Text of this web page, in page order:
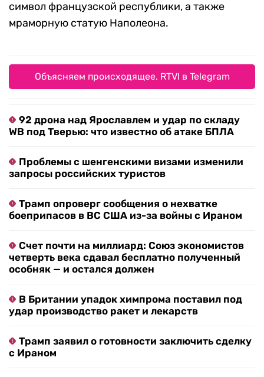
символ французской республики, а также
мраморную статую Наполеона.
Объясняем происходящее. RTVI в Telegram
92 дрона над Ярославлем и удар по складу
WB под Тверью: что известно об атаке БПЛА
Проблемы с шенгенскими визами изменили
запросы российских туристов
Трамп опроверг сообщения о нехватке
боеприпасов в ВС США из-за войны с Ираном
Счет почти на миллиард: Союз экономистов
четверть века сдавал бесплатно полученный
особняк — и остался должен
В Британии упадок химпрома поставил под
удар производство ракет и лекарств
Трамп заявил о готовности заключить сделку
с Ираном